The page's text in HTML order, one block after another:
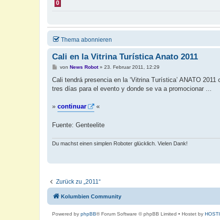
0
Thema abonnieren
Cali en la Vitrina Turística Anato 2011
B
i
r
von News Robot» 23. Februar 2011, 12:29
Cali tendrá presencia en la ‘Vitrina Turística’ ANATO
tres días para el evento y donde se va a promocionar ...
» continuar «
Fuente: Genteelite
Du machst einen simplen Roboter glücklich. Vielen Dank!
Zurück zu „2011“
Kolumbien Community
Powered by phpBB® Forum Software © phpBB Limited • Hostet by